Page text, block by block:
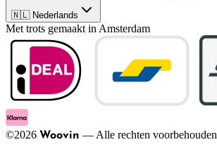
🇳🇱 Nederlands
Met trots gemaakt in Amsterdam
©2026 Woovin — Alle rechten voorbehouden